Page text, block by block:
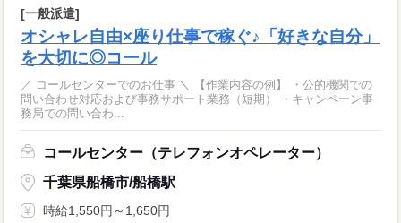
[一般派遣]
オシャレ自由×座り仕事で稼ぐ♪「好きな自分」
を大切に◎コール
／ コールセンターでのお仕事 ＼ 【作業内容の例】 ・公的機関での
問い合わせ対応および事務サポート業務（短期） ・キャンペーン事
務局での問い合わ...
コールセンター（テレフォンオペレーター）
千葉県船橋市/船橋駅
時給1,550円～1,650円